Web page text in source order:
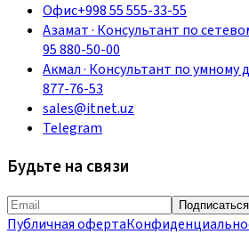
Офис+998 55 555-33-55
Азамат· Консультант по
95 880-50-00
Акмал· Консультант по умному
877-76-53
sales@itnet.uz
Telegram
Будьте на связи
Подписаться
Публичная оферта